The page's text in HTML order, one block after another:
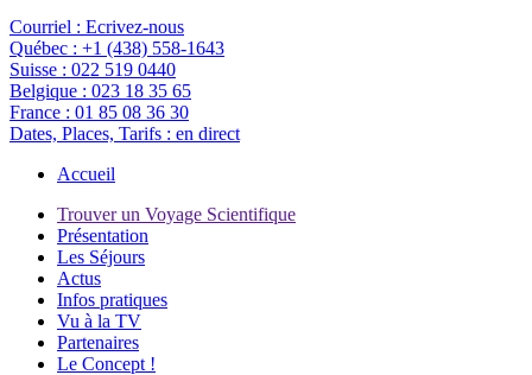
Courriel : Ecrivez-nous
Québec : +1 (438) 558-1643
Suisse : 022 519 0440
Belgique : 023 18 35 65
France : 01 85 08 36 30
Dates, Places, Tarifs : en direct
Accueil
Trouver un Voyage Scientifique
Présentation
Les Séjours
Actus
Infos pratiques
Vu à la TV
Partenaires
Le Concept !